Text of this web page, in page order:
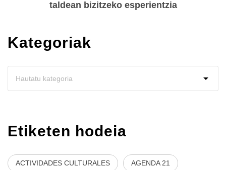
taldean bizitzeko esperientzia
Kategoriak
Etiketen hodeia
ACTIVIDADES CULTURALES AGENDA 21